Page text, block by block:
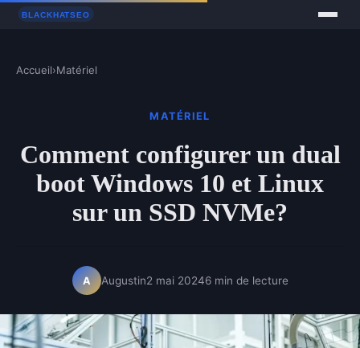
Accueil›Matériel
MATÉRIEL
Comment configurer un dual
boot Windows 10 et Linux
sur un SSD NVMe?
A Augustin2 mai 20246 min de lecture